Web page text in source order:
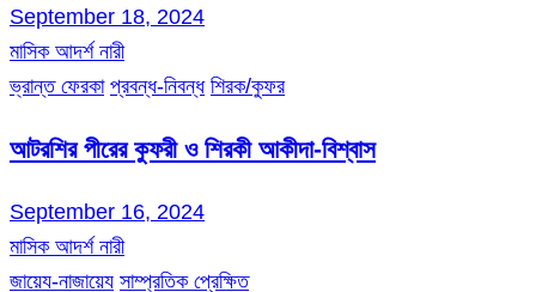
September 18, 2024
মাসিক আদর্শ নারী
ভ্রান্ত ফেরকা প্রবন্ধ-নিবন্ধ শিরক/কুফর
আটরশির পীরের কুফরী ও শিরকী আকীদা-বিশ্বাস
September 16, 2024
মাসিক আদর্শ নারী
জায়েয-নাজায়েয সাম্প্রতিক প্রেক্ষিত